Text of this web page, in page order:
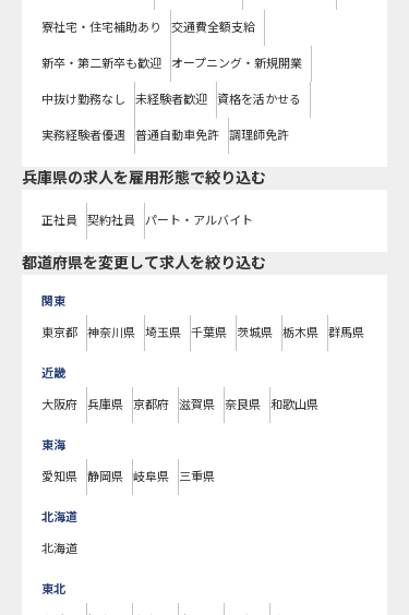
寮社宅・住宅補助あり 交通費全額支給
新卒・第二新卒も歓迎 オープニング・新規開業
中抜け勤務なし 未経験者歓迎 資格を活かせる
実務経験者優遇 普通自動車免許 調理師免許
兵庫県の求人を雇用形態で絞り込む
正社員 契約社員 パート・アルバイト
都道府県を変更して求人を絞り込む
関東
東京都 神奈川県 埼玉県 千葉県 茨城県 栃木県 群馬県
近畿
大阪府 兵庫県 京都府 滋賀県 奈良県 和歌山県
東海
愛知県 静岡県 岐阜県 三重県
北海道
北海道
東北